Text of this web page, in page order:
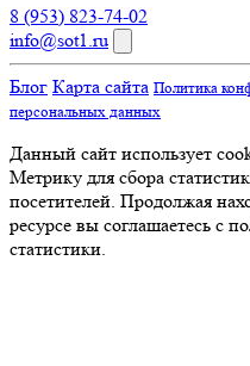
8 (953) 823-74-02
info@sot1.ru
Блог Карта сайта Политика
персональных данных
Данный сайт использует
Метрику для сбора
посетителей. Продолжая
ресурсе вы соглашаетесь с
статистики.